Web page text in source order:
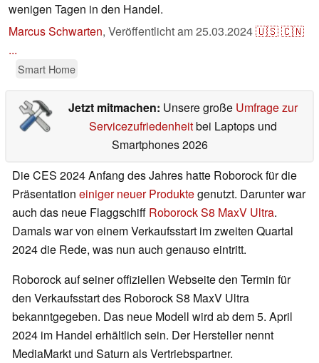
wenigen Tagen in den Handel.
Marcus Schwarten, Veröffentlicht am25.03.2024🇺🇸🇨🇳
...
Smart Home
Jetzt mitmachen: Unsere große Umfrage zur
Servicezufriedenheitbei Laptops und
Smartphones 2026
Die CES 2024 Anfang des Jahres hatte Roborock für die
Präsentation einiger neuer Produktegenutzt. Darunter war
auch das neue Flaggschiff Roborock S8 MaxV Ultra.
Damals war von einem Verkaufsstart im zweiten Quartal
2024 die Rede, was nun auch genauso eintritt.
Roborock auf seiner offiziellen Webseite den Termin für
den Verkaufsstart des Roborock S8 MaxV Ultra
bekanntgegeben. Das neue Modell wird ab dem 5. April
2024 im Handel erhältlich sein. Der Hersteller nennt
MediaMarkt und Saturn als Vertriebspartner.